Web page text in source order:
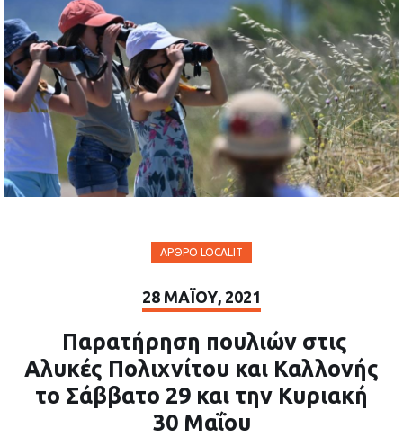
ΆΡΘΡΟ LOCALIT
28 ΜΑΪ́ΟΥ, 2021
Παρατήρηση πουλιών στις
Αλυκές Πολιχνίτου και Καλλονής
το Σάββατο 29 και την Κυριακή
30 Μαΐου